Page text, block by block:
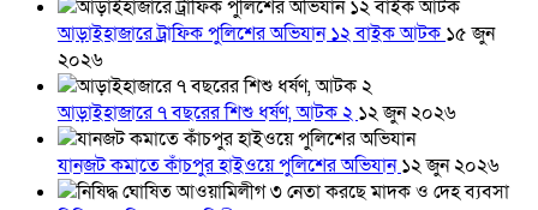
আড়াইহাজারে ট্রাফিক পুলিশের অভিযান ১২ বাইক আটক ১৫ জুন
২০২৬
আড়াইহাজারে ৭ বছরের শিশু ধর্ষণ, আটক ২ ১২ জুন ২০২৬
যানজট কমাতে কাঁচপুর হাইওয়ে পুলিশের অভিযান১২ জুন ২০২৬